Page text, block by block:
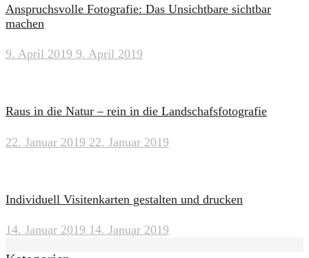
Anspruchsvolle Fotografie: Das Unsichtbare sichtbar
machen
9. April 2019 9. April 2019
Raus in die Natur – rein in die Landschafsfotografie
22. Januar 2019 22. Januar 2019
Individuell Visitenkarten gestalten und drucken
14. Januar 2019 14. Januar 2019